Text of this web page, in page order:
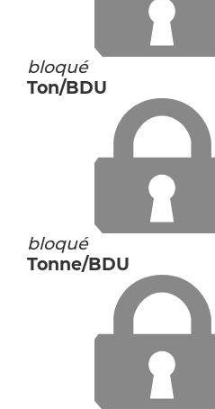
bloqué
Ton/BDU
bloqué
Tonne/BDU